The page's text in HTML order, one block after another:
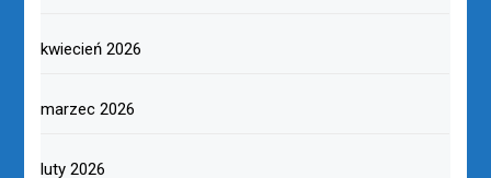
kwiecień 2026
marzec 2026
luty 2026